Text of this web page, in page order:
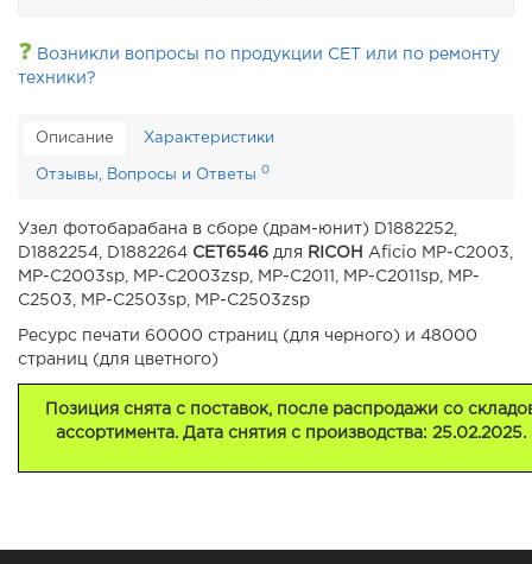
❓ Возникли вопросы по продукции CET или по ремонту
техники?
Описание Характеристики
Отзывы, Вопросы и Ответы 0
Узел фотобарабана в сборе (драм-юнит) D1882252,
D1882254, D1882264 CET6546 для RICOH Aficio MP-C2003,
MP-C2003sp, MP-C2003zsp, MP-C2011, MP-C2011sp, MP-
C2503, MP-C2503sp, MP-C2503zsp
Ресурс печати 60000 страниц (для черного) и 48000
страниц (для цветного)
Позиция снята с поставок, после распродажи со
ассортимента. Дата снятия с производства: